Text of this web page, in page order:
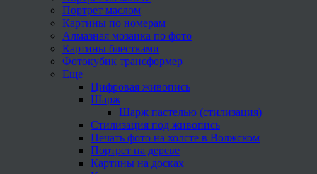
Портрет маслом
Картины по номерам
Алмазная мозаика по фото
Картины блестками
Фотокубик трансформер
Еще
Цифровая живопись
Шарж
Шарж пастелью (стилизация)
Стилизация под живопись
Печать фото на холсте в Волжском
Портрет на дереве
Картины на досках